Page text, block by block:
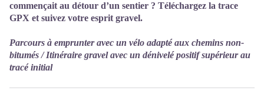
commençait au détour d’un sentier ? Téléchargez la trace
GPX et suivez votre esprit gravel.
Parcours à emprunter avec un vélo adapté aux chemins non-
bitumés / Itinéraire gravel avec un dénivelé positif supérieur au
tracé initial